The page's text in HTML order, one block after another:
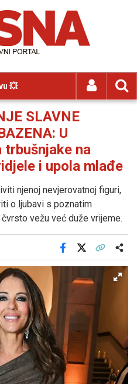
💥
SLAVNE
U
trbušnjake na
i upola mlađe
njenoj nevjerovatnoj figuri,
o ljubavi s poznatim
vežu već duže vrijeme.
Facebook